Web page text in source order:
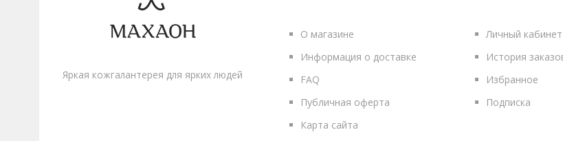
Яркая кожгалантерея для ярких людей
О магазине
Информация о доставке
FAQ
Публичная оферта
Карта сайта
Личный кабинет
История
Избранное
Подписка